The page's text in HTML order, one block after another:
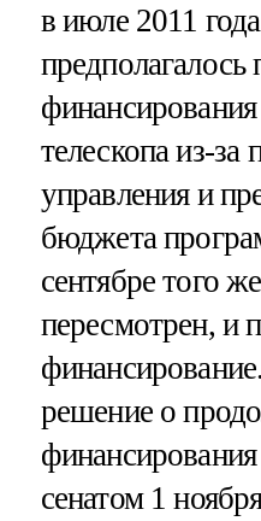
в июле 2011
финансирования
телескопа из-за
управления и
бюджета
сентябре того
пересмотрен, и
решение о
сенатом 1